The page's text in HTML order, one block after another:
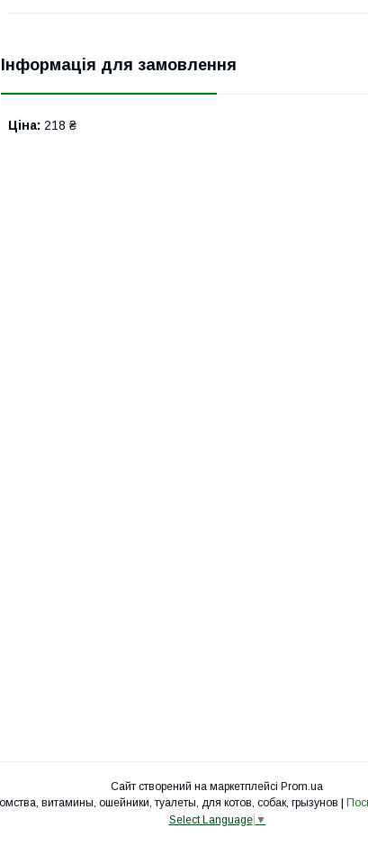
Інформація для замовлення
Ціна: 218 ₴
Сайт створений на маркетплейсі Prom.ua
Select Language ▼